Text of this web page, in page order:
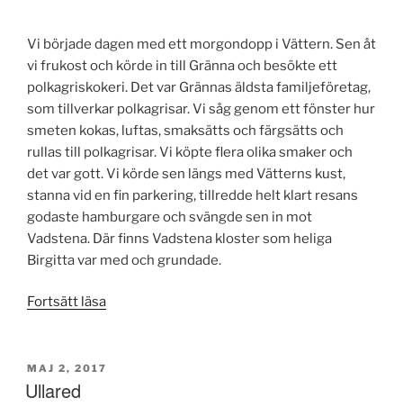
Vi började dagen med ett morgondopp i Vättern. Sen åt
vi frukost och körde in till Gränna och besökte ett
polkagriskokeri. Det var Grännas äldsta familjeföretag,
som tillverkar polkagrisar. Vi såg genom ett fönster hur
smeten kokas, luftas, smaksätts och färgsätts och
rullas till polkagrisar. Vi köpte flera olika smaker och
det var gott. Vi körde sen längs med Vätterns kust,
stanna vid en fin parkering, tillredde helt klart resans
godaste hamburgare och svängde sen in mot
Vadstena. Där finns Vadstena kloster som heliga
Birgitta var med och grundade.
Fortsätt läsa”Gränna
PUBLICERAT
MAJ 2, 2017
Ullared